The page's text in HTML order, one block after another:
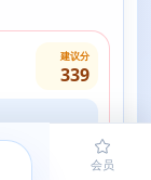
建议分
339
会员